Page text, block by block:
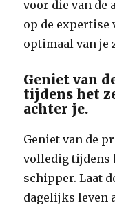
voor die van de
op de expertise
optimaal van je
Geniet van
tijdens het
achter je.
Geniet van de
volledig tijdens
schipper. Laat
dagelijks leven